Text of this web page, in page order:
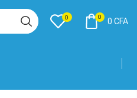
0 0 0 CFA